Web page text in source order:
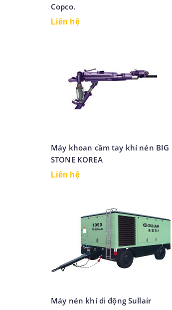
Copco.
Liên hệ
Máy khoan cầm tay khí nén BIG
STONE KOREA
Liên hệ
Máy nén khí di động Sullair